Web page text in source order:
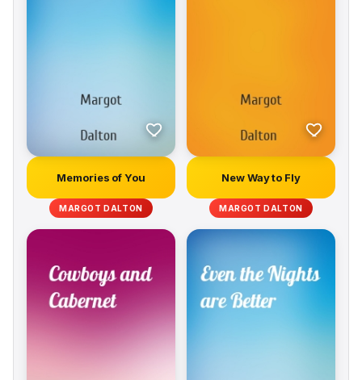
Memories of You
MARGOT DALTON
New Way to Fly
MARGOT DALTON